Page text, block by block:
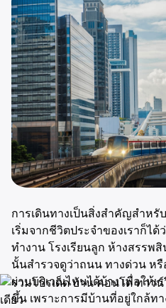
การเดินทางเป็นสิ่งสำคัญสำหรั
เริ่มจากชีวิตประจำของเราก็ไ
ทำงาน โรงเรียนลูก ห้างสรรพ
นั้นสำรวจดูว่าถนน ทางด่วน หรื
ผ่านบริเวณไหนได้บ้าง เพื่อให้
ขึ้น เพราะการมีบ้านที่อยู่ใกล้ท